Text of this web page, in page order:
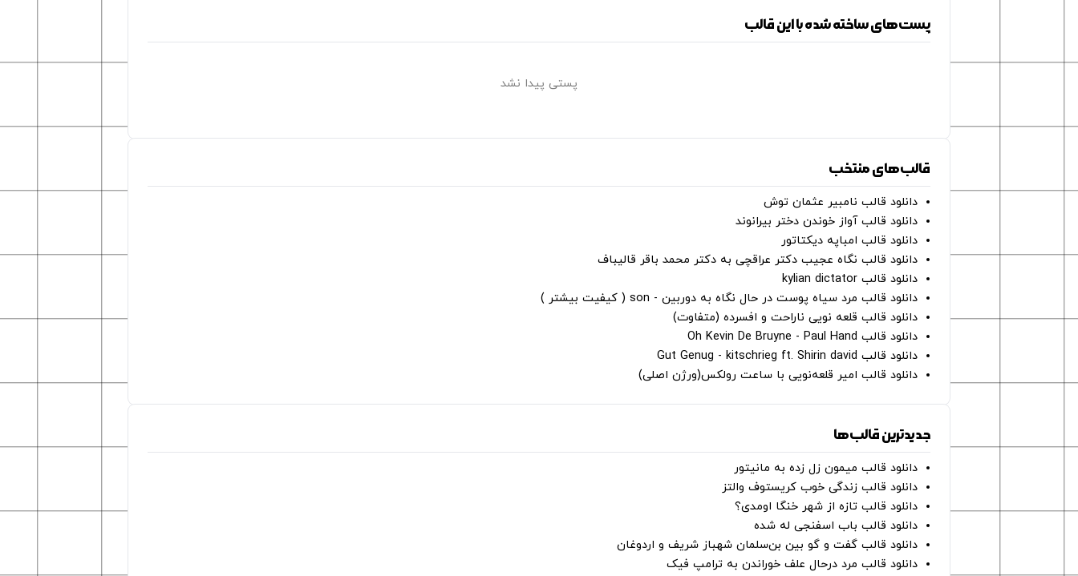
پست‌های ساخته شده با این قالب
پستی پیدا نشد
قالب‌های منتخب
دانلود قالب نامبیر عثمان ‌توش
دانلود قالب آواز خوندن دختر بیرانوند
دانلود قالب امباپه دیکتاتور
دانلود قالب نگاه عجیب دکتر عراقچی به دکتر محمد باقر قالیباف
دانلود قالب kylian dictator
دانلود قالب مرد سیاه پوست در حال نگاه به دوربین - son ( کیفیت بیشتر )
دانلود قالب قلعه نویی ناراحت و افسرده (متفاوت)
دانلود قالب Oh Kevin De Bruyne - Paul Hand
دانلود قالب Gut Genug - kitschrieg ft. Shirin david
دانلود قالب امیر قلعه‌نویی با ساعت رولکس(ورژن اصلی)
جدیدترین قالب‌ها
دانلود قالب میمون زل زده به مانیتور
دانلود قالب زندگی خوب کریستوف والتز
دانلود قالب تازه از شهر خنگا اومدی؟
دانلود قالب باب اسفنجی له شده
دانلود قالب گفت و گو بین بن‌سلمان شهباز شریف و اردوغان
دانلود قالب مرد درحال علف خوراندن به ترامپ فیک